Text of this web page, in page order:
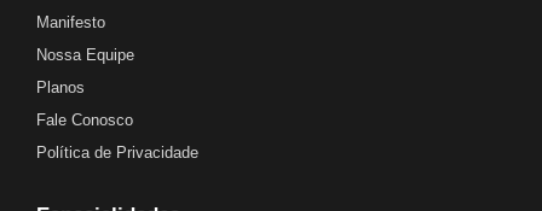
Manifesto
Nossa Equipe
Planos
Fale Conosco
Política de Privacidade